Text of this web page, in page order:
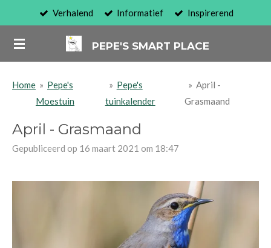
naar
de
PEPE'S SMART PLACE
Verhalend Informatief Inspirerend
Home » Pepe's
Moestuin
» Pepe's
tuinkalender
» April -
Grasmaand
April - Grasmaand
Gepubliceerd op 16 maart 2021 om 18:47